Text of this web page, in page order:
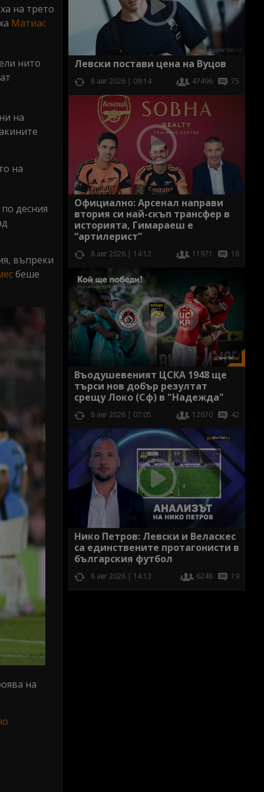
на трето
Матиас
нито
на
на
десния
въпреки
беше
на
Левски постави цена на Вуцов
8 авг 2026 | 09:14 47496 75
Официално: Арсенал направи
втория си най-скъп трансфер в
историята, Гимараеш е
“артилерист”
8 авг 2026 | 14:12 11971 18
Въодушевеният ЦСКА 1948 ще
търси нов добър резултат
срещу Локо (Сф) в "Надежда"
8 авг 2026 | 07:05 12670 42
Нико Петров: Левски и Веласкес
са единствените протагонисти в
българския футбол
8 авг 2026 | 14:13 6248 19